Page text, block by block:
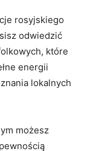
rosyjskiego
odwiedzić
które
energii
lokalnych
możesz